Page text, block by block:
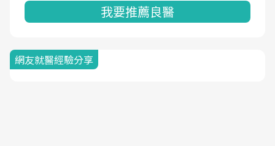
我要推薦良醫
網友就醫經驗分享